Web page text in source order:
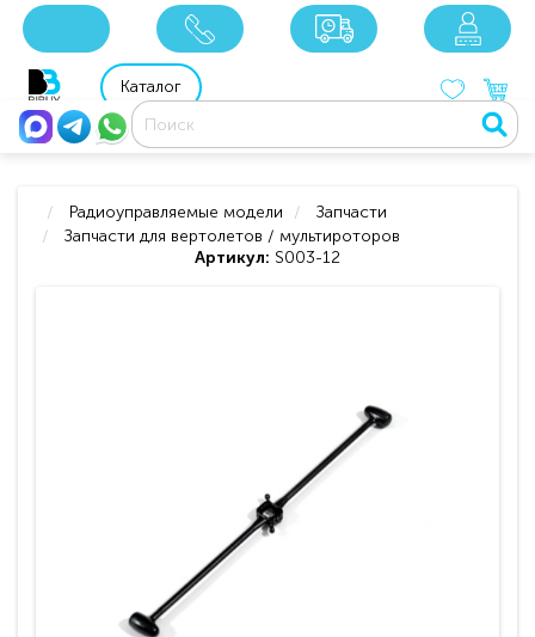
8 800 201 92 06
Каталог
Радиоуправляемые модели
Запчасти
Запчасти для вертолетов / мультироторов
Артикул: S003-12
xxx